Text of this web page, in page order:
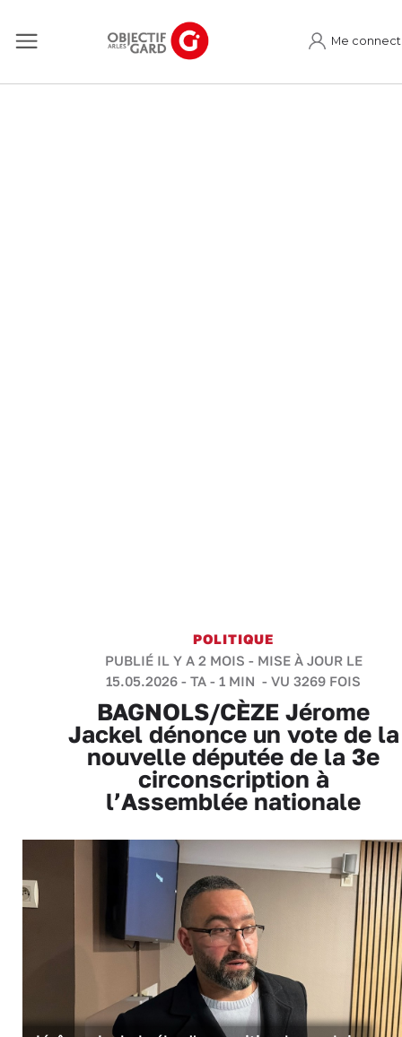
Me
POLITIQUE
PUBLIÉ IL Y A 2 MOIS - MISE À JOUR LE
15.05.2026 - TA - 1 MIN - VU 3269 FOIS
BAGNOLS/CÈZE Jérome
Jackel dénonce un vote de la
nouvelle députée de la 3e
circonscription à
l’Assemblée nationale